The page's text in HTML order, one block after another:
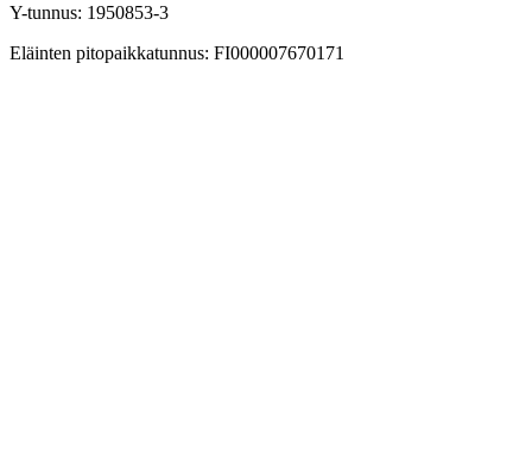
Y-tunnus: 1950853-3
Eläinten pitopaikkatunnus: FI000007670171